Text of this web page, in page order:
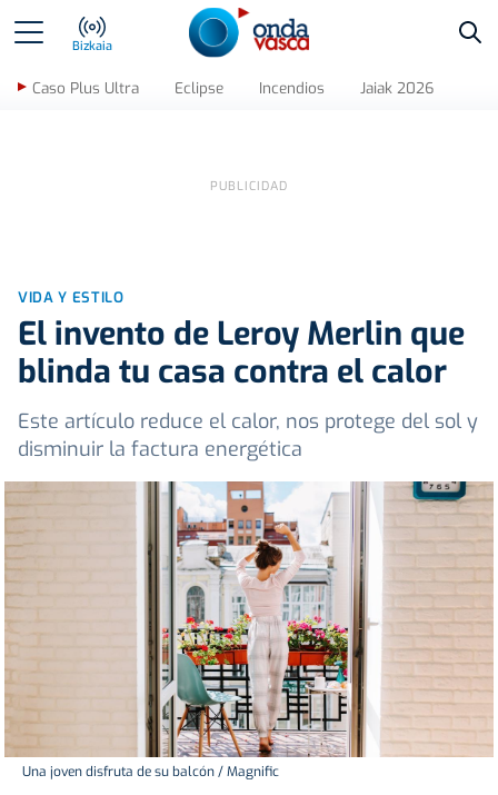
Bizkaia
Caso Plus Ultra Eclipse Incendios Jaiak 2026
VIDA Y ESTILO
El invento de Leroy Merlin que
blinda tu casa contra el calor
Este artículo reduce el calor, nos protege del sol y
disminuir la factura energética
Una joven disfruta de su balcón / Magnific